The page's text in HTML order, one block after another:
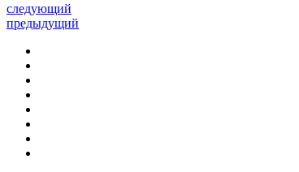
следующий
предыдущий